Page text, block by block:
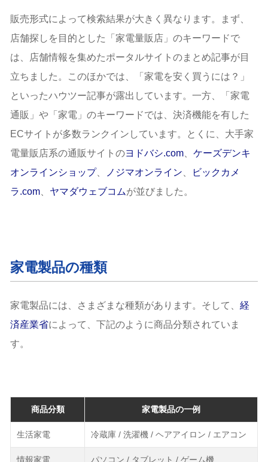
販売形式によって検索結果が大きく異なります。まず、
店舗探しを目的とした「家電量販店」のキーワードで
は、店舗情報を集めたポータルサイトのまとめ記事が目
立ちました。このほかでは、「家電を安く買うには？」
といったハウツー記事が露出しています。一方、「家電
通販」や「家電」のキーワードでは、決済機能を有した
ECサイトが多数ランクインしています。とくに、大手家
電量販店系の通販サイトのヨドバシ.com
ケーズデンキ
オンラインショップ、 ノジマオンライン
ビックカメ
ラ.com
ヤマダウェブコムが並びました。
家電製品の種類
家電製品には、さまざまな種類があります。そして、 経
済産業省によって、下記のように商品分類されていま
す。
商品分類 家電製品の一例
生活家電 冷蔵庫 / 洗濯機 / ヘアアイロン / エアコン
情報家電 パソコン / タブレット / ゲーム機